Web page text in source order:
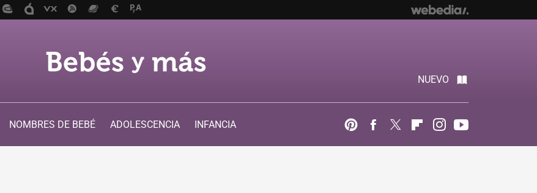
NUEVO
NOMBRES DE BEBÉ ADOLESCENCIA
INFANCIA
PinterestFacebook
Twitter FlipboardInstagram